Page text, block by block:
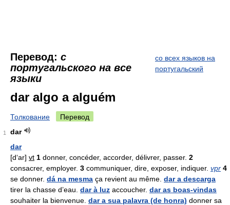
Перевод: с
португальского на все
языки
со всех языков на
португальский
dar algo a alguém
Толкование Перевод
1
dar
dar
[d‘ar] vt 1 donner, concéder, accorder, délivrer, passer. 2
consacrer, employer. 3 communiquer, dire, exposer, indiquer. vpr 4
se donner. dá na mesma ça revient au même. dar a descarga
tirer la chasse d’eau. dar à luz accoucher. dar as boas-vindas
souhaiter la bienvenue. dar a sua palavra (de honra) donner sa